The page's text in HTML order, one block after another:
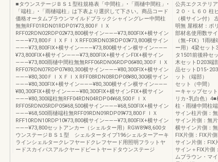
■タウンステージＢＳ１型柱規格表「中間柱」･「雨樋中間柱」･
「端柱」･「雨樋端柱」は下表より選択して下さい。商品コード
価格オータムブラウンマイルドブラックシャイングレー中間柱
無無RFF01RDN01RDP01¥73,800ＦＩＸ
RFF02RDN02RDP02¥73,800横サイン———¥73,800FIX+横サイン
———¥73,800ＦＩＸＦＩＸRFF03RDN03RDP03¥73,800横サイン
———¥73,800FIX+横サイン———¥73,800横サイン横サイン———
¥73,800FIX+横サイン———¥73,800FIX+横サインFIX+横サイン
———¥73,800雨樋中間柱無無RFF06RDN06RDP06¥80,300ＦＩＸ
RFF07RDN07RDP07¥80,300横サイン———¥80,300FIX+横サイン
———¥80,300ＦＩＸＦＩＸRFF08RDN08RDP08¥80,300横サイン
———¥80,300FIX+横サイン———¥80,300横サイン横サイン———
¥80,300FIX+横サイン———¥80,300FIX+横サインFIX+横サイン
———¥80,300端柱無RFF04RDN04RDP04¥68,500ＦＩＸ
RFF05RDN05RDP05¥68,500横サイン———¥68,500FIX+横サイン
———¥68,500雨樋端柱無RFF09RDN09RDP09¥73,800ＦＩＸ
RFF10RDN10RDP10¥73,800横サイン———¥73,800FIX+横サイン
———¥73,800セットアンカー（シェルター用）RGW89¥8,600タ
ウンステージＢＳ１型 シェルタータイプ196シェルターアーキ
ラインシェルタークレフヤードクレフヤード用照明フラットヤ
ードスカイパスアルクヤードビートヤードタウンステージ
公共エクステリ
２０・Ｌ６０ 柱
（横サイン付）
明無 屋根材：ポ
部材名使用数サ
（無−FIX）1雨
ー用）4梁セット
タ1501前後枠セ
木セットD203端
品セットD15･
ット（端部）
セット（中間
ーキャップセッ
リカ･乳白色）
柱・雨樋中間柱
サイン柱片側：
サイン片側：無
横サイン片側：
FIX片側：FIX片
サイン片側：FIX
サイン＋FIX片側
ムブラウン・マ